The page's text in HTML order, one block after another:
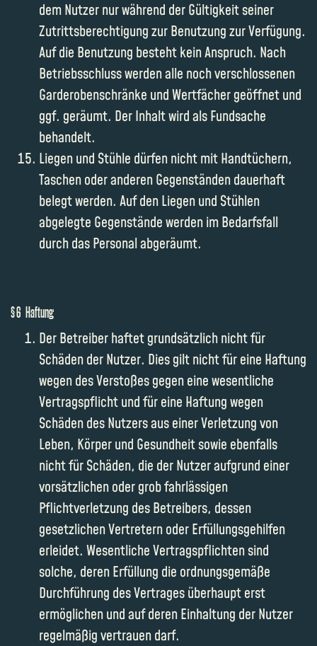
dem Nutzer nur während der Gültigkeit seiner
Zutrittsberechtigung zur Benutzung zur Verfügung.
Auf die Benutzung besteht kein Anspruch. Nach
Betriebsschluss werden alle noch verschlossenen
Garderobenschränke und Wertfächer geöffnet und
ggf. geräumt. Der Inhalt wird als Fundsache
behandelt.
Liegen und Stühle dürfen nicht mit Handtüchern,
Taschen oder anderen Gegenständen dauerhaft
belegt werden. Auf den Liegen und Stühlen
abgelegte Gegenstände werden im Bedarfsfall
durch das Personal abgeräumt.
§ 6 Haftung
Der Betreiber haftet grundsätzlich nicht für
Schäden der Nutzer. Dies gilt nicht für eine Haftung
wegen des Verstoßes gegen eine wesentliche
Vertragspflicht und für eine Haftung wegen
Schäden des Nutzers aus einer Verletzung von
Leben, Körper und Gesundheit sowie ebenfalls
nicht für Schäden, die der Nutzer aufgrund einer
vorsätzlichen oder grob fahrlässigen
Pflichtverletzung des Betreibers, dessen
gesetzlichen Vertretern oder Erfüllungsgehilfen
erleidet. Wesentliche Vertragspflichten sind
solche, deren Erfüllung die ordnungsgemäße
Durchführung des Vertrages überhaupt erst
ermöglichen und auf deren Einhaltung der Nutzer
regelmäßig vertrauen darf.